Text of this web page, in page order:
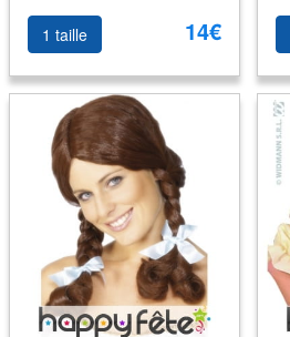
1 taille 14€